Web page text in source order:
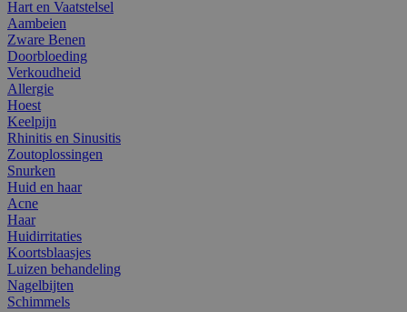
Hart en Vaatstelsel
Aambeien
Zware Benen
Doorbloeding
Verkoudheid
Allergie
Hoest
Keelpijn
Rhinitis en Sinusitis
Zoutoplossingen
Snurken
Huid en haar
Acne
Haar
Huidirritaties
Koortsblaasjes
Luizen behandeling
Nagelbijten
Schimmels